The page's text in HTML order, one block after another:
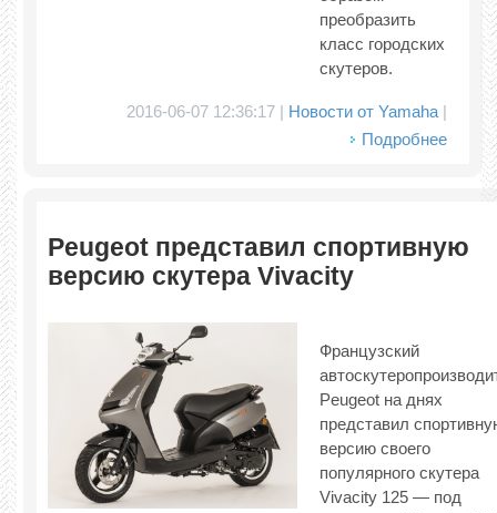
преобразить
класс городских
скутеров.
2016-06-07 12:36:17 | Новости от Yamaha |
Подробнее
Peugeot представил спортивную
версию скутера Vivacity
Французский
Peugeot на днях
представил
версию своего
популярного скутера
Vivacity 125 — под